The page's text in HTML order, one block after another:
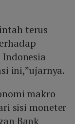
terus
ini,”ujarnya.
makro
sisi moneter
Bank